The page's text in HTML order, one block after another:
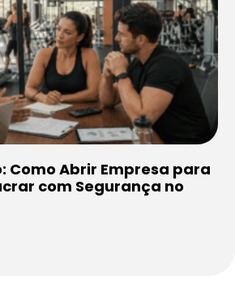
Como Abrir Empresa para
com Segurança no